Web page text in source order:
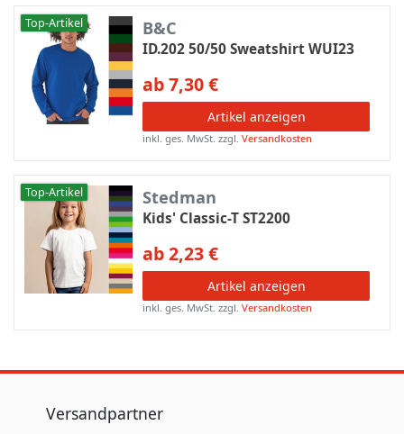
Top-Artikel B&C
ID.202 50/50 Sweatshirt WUI23
ab 7,30 €
Artikel anzeigen
inkl. ges. MwSt. zzgl.Versandkosten
Top-Artikel Stedman
Kids' Classic-T ST2200
ab 2,23 €
Artikel anzeigen
inkl. ges. MwSt. zzgl.Versandkosten
Versandpartner